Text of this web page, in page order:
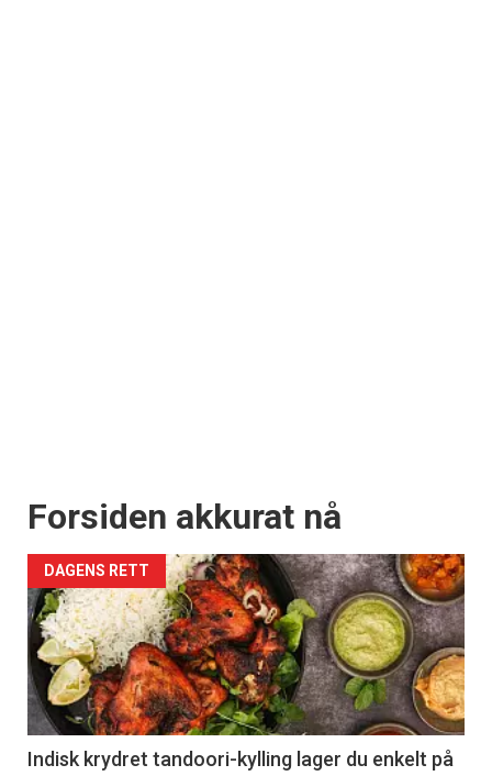
Forsiden akkurat nå
DAGENS RETT
Indisk krydret tandoori-kylling lager du enkelt på